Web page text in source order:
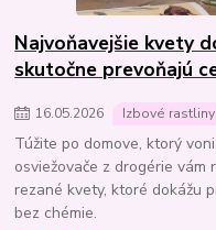
Najvoňavejšie kvety
skutočne prevoňajú
16.05.2026 Izbové rastliny
Túžite po domove, ktorý
osviežovače z drogérie vám
rezané kvety, ktoré dokážu
bez chémie.